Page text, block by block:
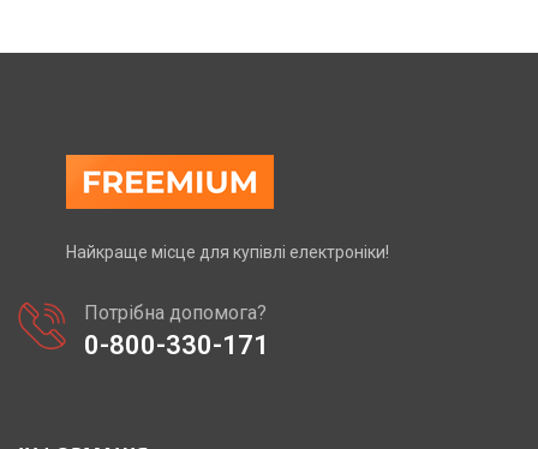
Найкраще місце для купівлі електроніки!
Потрібна допомога?
0-800-330-171